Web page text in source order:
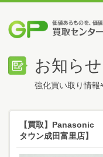
お知らせ
強化買い取り情報
【買取】Panasonic
タウン成田富里店】